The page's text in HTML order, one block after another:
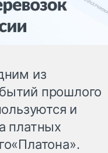
из
прошлого
и
платных